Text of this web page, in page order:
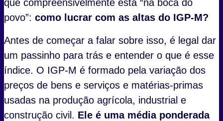
que compreensivelmente está “na boca do
povo”: como lucrar com as altas do IGP-M?
Antes de começar a falar sobre isso, é legal dar
um passinho para trás e entender o que é esse
índice. O IGP-M é formado pela variação dos
preços de bens e serviços e matérias-primas
usadas na produção agrícola, industrial e
construção civil. Ele é uma média ponderada